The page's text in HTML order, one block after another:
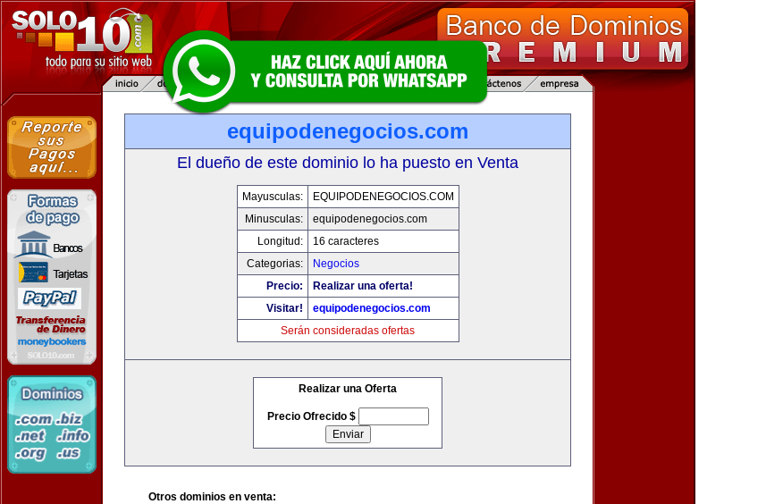
equipodenegocios.com
El dueño de este dominio lo ha puesto en Venta
Mayusculas:
EQUIPODENEGOCIOS.COM
Minusculas:
equipodenegocios.com
Longitud:
16 caracteres
Categorias:
Negocios
Precio:
Realizar una oferta!
Visitar!
equipodenegocios.com
Serán consideradas ofertas
Realizar una Oferta
Precio Ofrecido $
Otros dominios en venta: